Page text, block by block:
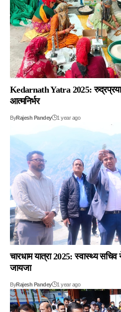
Kedarnath Yatra 2025:
आत्मनिर्भर
ByRajesh Pandey 1 year ago
चारधाम यात्रा 2025: स्वास्थ्य सचिव
जायजा
ByRajesh Pandey 1 year ago